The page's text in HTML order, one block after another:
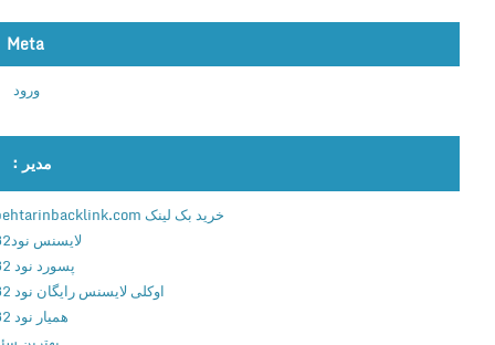
4
4
ا
ن
د
Meta
مدیر :
خرید بک لینک behtarinbacklink.com
لایسنس نود32
پسورد نود 32
اوکلی لایسنس رایگان نود 32
همیار نود 32